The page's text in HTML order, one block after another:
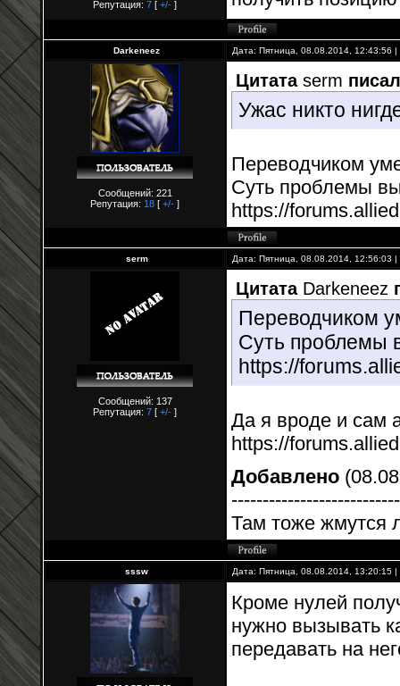
Репутация: 7 [ +/- ]
Darkeneez Дата: Пятница, 08.08.2014, 12:43:56
Сообщений: 221
Репутация: 18 [ +/- ]
Цитата serm
Ужас никто
Переводчиком
Суть проблемы
https://
serm Дата: Пятница, 08.08.2014, 12:56:03
Сообщений: 137
Репутация: 7 [ +/- ]
Цитата Darkeneez
Переводчиком
Суть проблемы
https://
Да я вроде и сам
https://
Добавлено
Там тоже жмутся
sssw Дата: Пятница, 08.08.2014, 13:20:15
Кроме нулей
нужно вызывать
передавать на